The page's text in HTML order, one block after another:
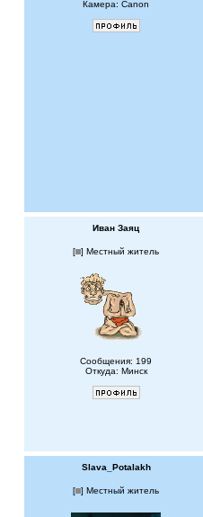
Камера: Canon
Иван Заяц
[ ] Местный житель
Сообщения: 199
Откуда: Минск
Slava_Potalakh
[ ] Местный житель